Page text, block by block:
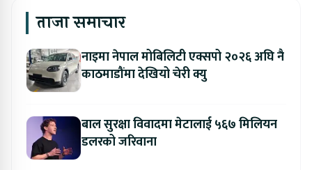
ताजा समाचार
नाइमा नेपाल मोबिलिटी एक्सपो २०२६ अघि नै
काठमाडौंमा देखियो चेरी क्यु
बाल सुरक्षा विवादमा मेटालाई ५६७ मिलियन
डलरको जरिवाना